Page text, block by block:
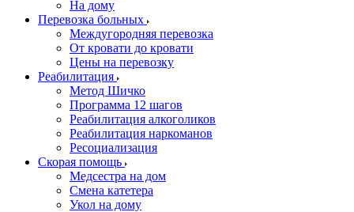
На дому
Перевозка больных
Междугородняя перевозка
От кровати до кровати
Цены на перевозку
Реабилитация
Метод Шичко
Программа 12 шагов
Реабилитация алкоголиков
Реабилитация наркоманов
Ресоциализация
Скорая помощь
Медсестра на дом
Смена катетера
Укол на дому